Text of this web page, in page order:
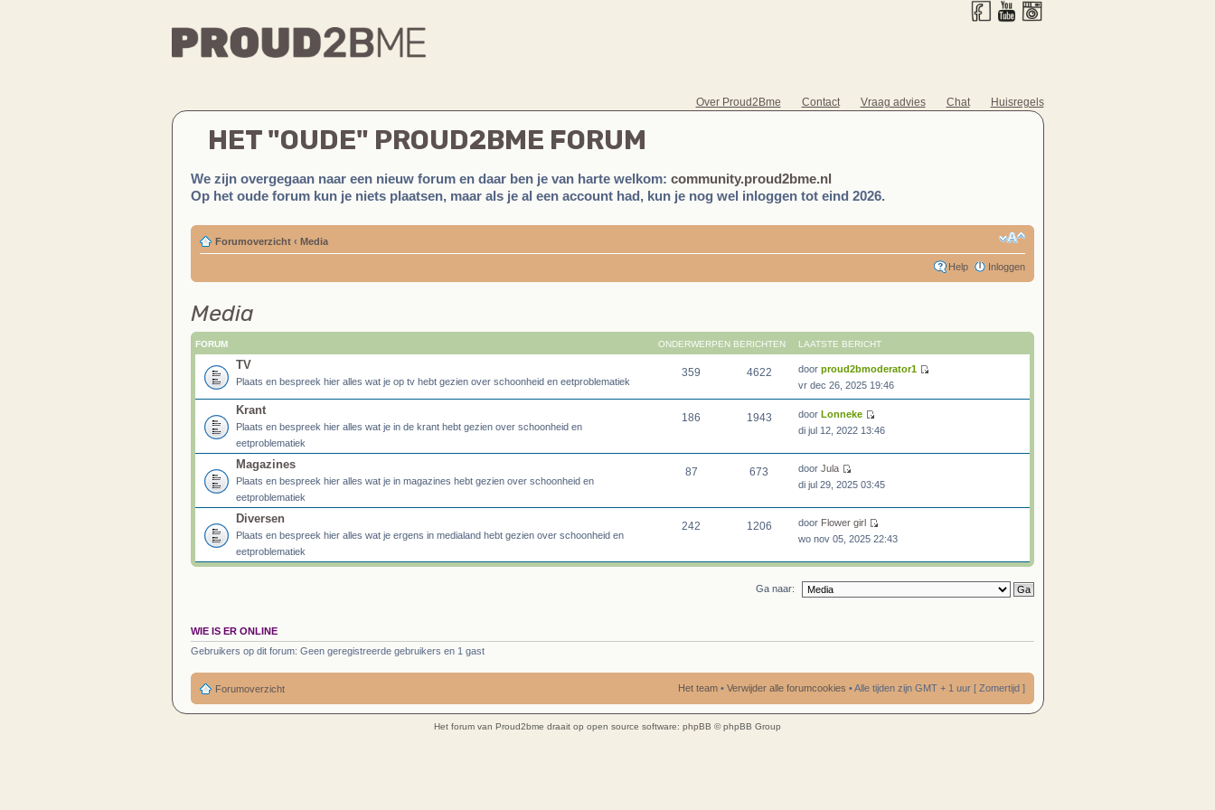
Over Proud2Bme Contact Vraag advies Chat Huisregels
HET "OUDE" PROUD2BME FORUM
We zijn overgegaan naar een nieuw forum en daar ben je van harte welkom: community.proud2bme.nl
Op het oude forum kun je niets plaatsen, maar als je al een account had, kun je nog wel inloggen tot eind 2026.
Forumoverzicht ‹ Media
Help Inloggen
Media
FORUM ONDERWERPEN BERICHTEN LAATSTE BERICHT
TV
Plaats en bespreek hier alles wat je op tv hebt gezien over schoonheid en eetproblematiek
359 4622 door proud2bmoderator1
vr dec 26, 2025 19:46
Krant
Plaats en bespreek hier alles wat je in de krant hebt gezien over schoonheid en
eetproblematiek
186 1943 door Lonneke
di jul 12, 2022 13:46
Magazines
Plaats en bespreek hier alles wat je in magazines hebt gezien over schoonheid en
eetproblematiek
87 673 door Jula
di jul 29, 2025 03:45
Diversen
Plaats en bespreek hier alles wat je ergens in medialand hebt gezien over schoonheid en
eetproblematiek
242 1206 door Flower girl
wo nov 05, 2025 22:43
Ga naar:
WIE IS ER ONLINE
Gebruikers op dit forum: Geen geregistreerde gebruikers en 1 gast
Forumoverzicht Het team• Verwijder alle forumcookies • Alle tijden zijn GMT + 1 uur [ Zomertijd ]
Het forum van Proud2bme draait op open source software: phpBB © phpBB Group